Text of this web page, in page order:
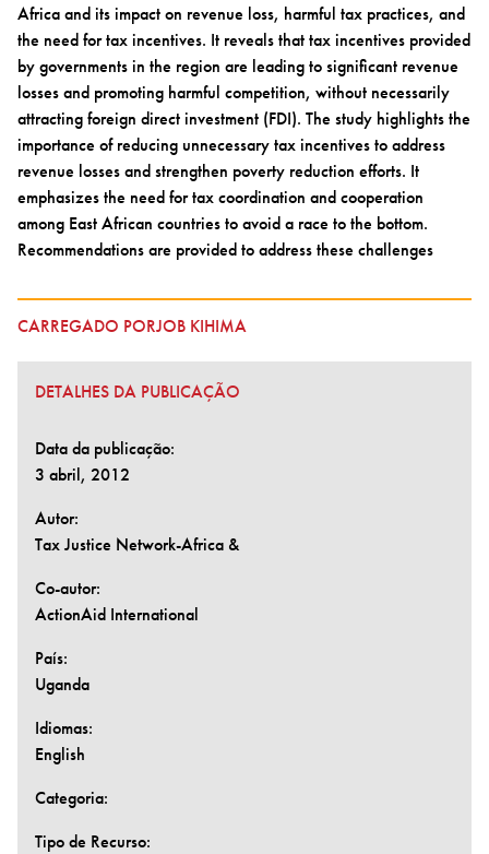
Africa and its impact on revenue loss, harmful tax practices, and
the need for tax incentives. It reveals that tax incentives provided
by governments in the region are leading to significant revenue
losses and promoting harmful competition, without necessarily
attracting foreign direct investment (FDI). The study highlights the
importance of reducing unnecessary tax incentives to address
revenue losses and strengthen poverty reduction efforts. It
emphasizes the need for tax coordination and cooperation
among East African countries to avoid a race to the bottom.
Recommendations are provided to address these challenges
CARREGADO PORJOB KIHIMA
DETALHES DA PUBLICAÇÃO
Data da publicação:
3 abril, 2012
Autor:
Tax Justice Network-Africa &
Co-autor:
ActionAid International
País:
Uganda
Idiomas:
English
Categoria:
Tipo de Recurso: